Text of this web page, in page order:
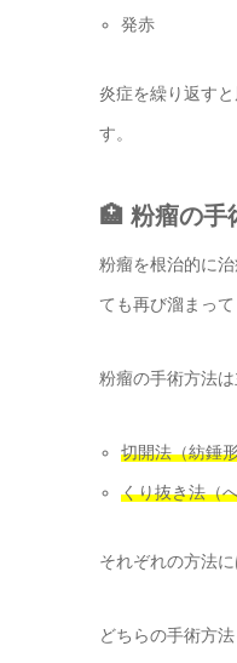
発赤
炎症を繰り返す
す。
🏥 粉瘤の手
粉瘤を根治的に治
ても再び溜まって
粉瘤の手術方法
切開法（紡錘
くり抜き法（
それぞれの方法
どちらの手術方法